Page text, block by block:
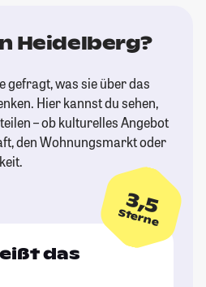
Heidelberg?
gefragt, was sie über das
Hier kannst du sehen,
– ob kulturelles Angebot
den Wohnungsmarkt oder
3,5
Sterne
das